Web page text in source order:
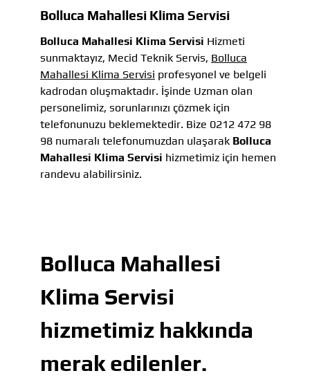
Bolluca Mahallesi Klima Servisi
Bolluca Mahallesi Klima Servisi Hizmeti
sunmaktayız, Mecid Teknik Servis, Bolluca
Mahallesi Klima Servisi profesyonel ve belgeli
kadrodan oluşmaktadır. İşinde Uzman olan
personelimiz, sorunlarınızı çözmek için
telefonunuzu beklemektedir. Bize 0212 472 98
98 numaralı telefonumuzdan ulaşarak Bolluca
Mahallesi Klima Servisi hizmetimiz için hemen
randevu alabilirsiniz.
Bolluca Mahallesi
Klima Servisi
hizmetimiz hakkında
merak edilenler.